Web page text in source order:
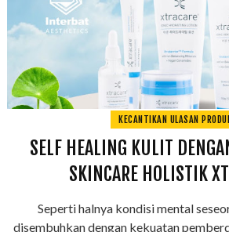
KECANTIKAN ULASAN
SELF HEALING KULIT
SKINCARE HOLISTIK
Seperti halnya kondisi mental
disembuhkan dengan kekuatan